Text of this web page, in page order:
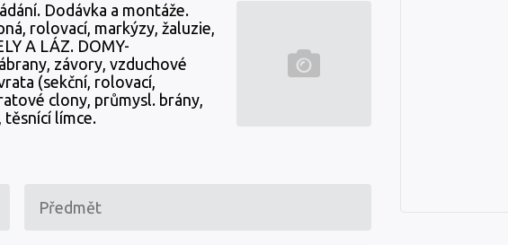
Dodávka a montáže.
rolovací, markýzy, žaluzie,
A LÁZ. DOMY-
závory, vzduchové
(sekční, rolovací,
clony, průmysl. brány,
těsnící límce.